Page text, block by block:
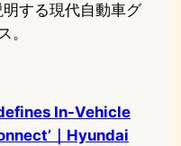
する現代自動車グ
。
In-Vehicle
｜Hyundai